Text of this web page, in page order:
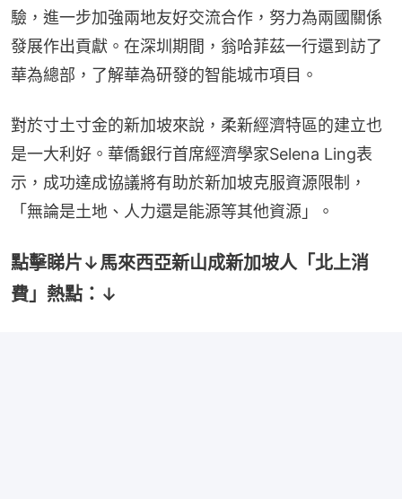
驗，進一步加強兩地友好交流合作，努力為兩國關係
發展作出貢獻。在深圳期間，翁哈菲茲一行還到訪了
華為總部，了解華為研發的智能城市項目。
對於寸土寸金的新加坡來說，柔新經濟特區的建立也
是一大利好。華僑銀行首席經濟學家Selena Ling表
示，成功達成協議將有助於新加坡克服資源限制，
「無論是土地、人力還是能源等其他資源」。
點擊睇片↓馬來西亞新山成新加坡人「北上消
費」熱點：↓